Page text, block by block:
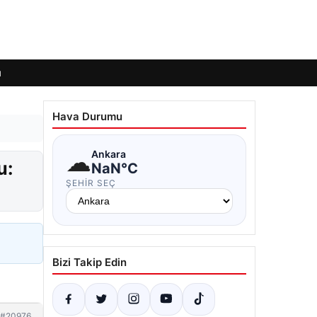
Hava Durumu
☁Ankara
NaN°C
ŞEHIR SEÇ
Bizi Takip Edin